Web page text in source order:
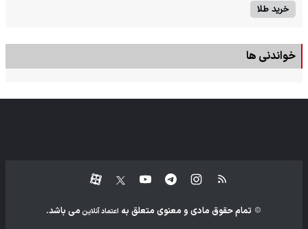
خرید طلا
خواندنی ها
تمام حقوق مادی و معنوی متعلق به اعتماد آنلاین می باشد.